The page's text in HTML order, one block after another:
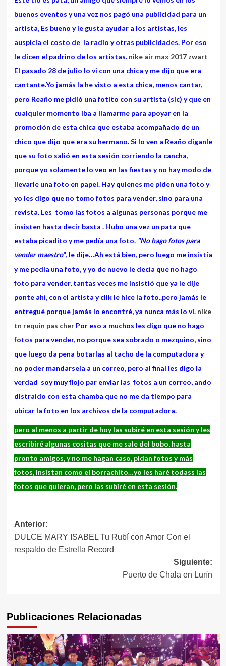
buenos eventos y una vez nos pagó una publicidad para un
artista, Es bueno y le gusta ayudar a los artistas, les
auspicia el costo de la radio y otras publicidades. Por eso
le dicen el padrino de los artistas. nike air max 2017 zwart
El pasado 28 de julio lo vi con una chica y me dijo que era
cantante.Yo jamás la he visto a esta chica, menos cantar,
pero Reaño me pidió una fotito con su artista (sic) y que en
cualquier momento iba a llamarme para apoyar en la
promoción de esta chica que estaba acompañado de un
chico que dijo que era su hermano. Si lo ven a Reaño díganle
que su foto salió en esta sesión corriendo la cancha,
porque yo solamente lo veo en las fiestas y no hay modo de
llevarle una foto en papel. Hay quienes me piden una foto y
yo les digo que no tomo fotos para vender, sino para una
revista. Les tomo las fotos a algunas personas porque me
insisten hasta decir basta . Hubo una vez un pata que
estaba picadito y me pedía una foto."No hago fotos para
vender maestro", le dije…Ah está bien, pero luego me insistía
y me pedía una foto, y yo de nuevo le decía que no hago
foto para vender, tantas veces me insistió que ya le dije
ponte ahí, con el artista y clik le hice la foto..pero jamás le
entregué porque jamás lo encontré, ya nunca más lo vi. nike
tn requin pas cherPor eso a muchos les digo que no hago
fotos para vender, no porque sea sobrado o mezquino, sino
que luego da pena botarlas al tacho de la computadora y
no poder mandarsela a un correo, pero al final les digo la
verdad soy muy flojo par enviar las fotos a un correo, ando
distraido con esta chamba que no me da tiempo para
ubicar la foto en los archivos de la computadora.
pero al menos a partir de hoy las subiré en esta sesión y les
escribiré algunas cositas que me sale del bobo, hasta
pronto amigos, y no me hagan caso, pidan fotos y más
fotos, insistan como el borrachito…yo les haré todass las
fotos que quieran, pero las subiré en esta sesión.
Navegación
de
entradas
Anterior:
DULCE MARY ISABEL Tu Rubí con Amor Con el
respaldo de Estrella Record
Siguiente:
Puerto de Chala en Lurín
Publicaciones Relacionadas